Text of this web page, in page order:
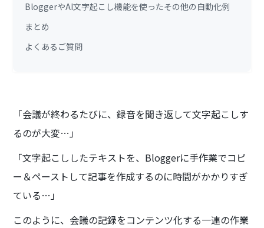
BloggerやAI文字起こし機能を使ったその他の自動化例
まとめ
よくあるご質問
「会議が終わるたびに、録音を聞き返して文字起こしす
るのが大変…」
「文字起こししたテキストを、Bloggerに手作業でコピ
ー＆ペーストして記事を作成するのに時間がかかりすぎ
ている…」
このように、会議の記録をコンテンツ化する一連の作業